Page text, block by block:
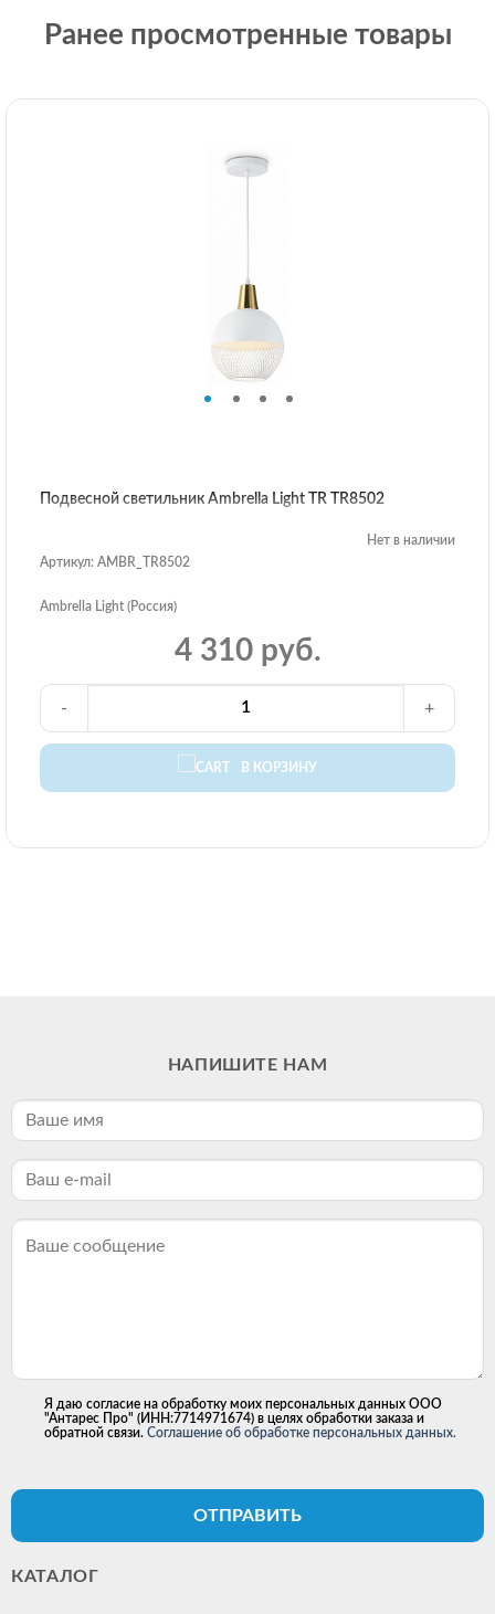
Ранее просмотренные товары
Подвесной светильник Ambrella Light TR TR8502
Нет в наличии
Артикул: AMBR_TR8502
Ambrella Light (Россия)
4 310 руб.
В КОРЗИНУ
- +
НАПИШИТЕ НАМ
Я даю согласие на обработку моих персональных данных ООО
"Антарес Про" (ИНН:7714971674) в целях обработки заказа и
обратной связи. Соглашение об обработке персональных данных.
ОТПРАВИТЬ
КАТАЛОГ